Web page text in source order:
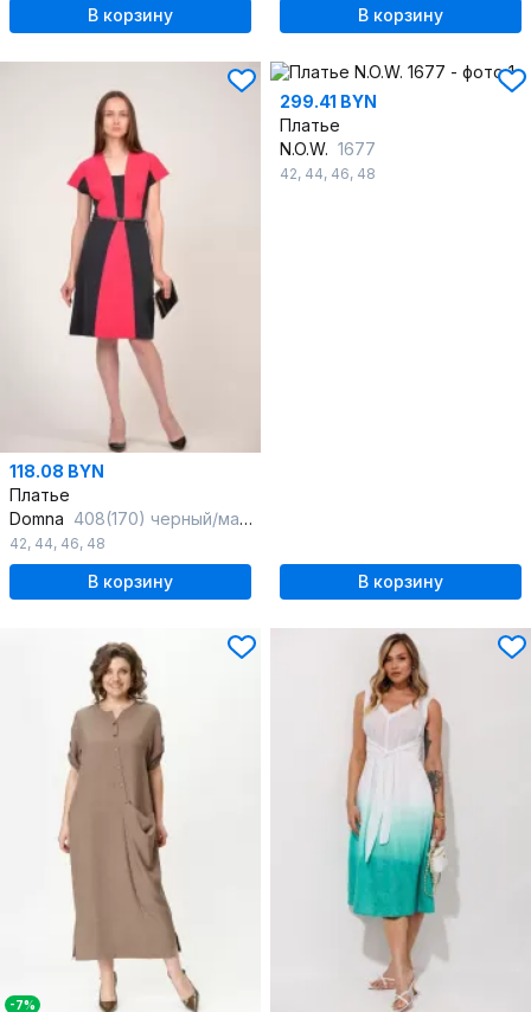
В корзину В корзину
118.08 BYN
Платье
Domna 408(170) черный/малиновый
42, 44, 46, 48
В корзину
299.41 BYN
Платье
N.O.W. 1677
42, 44, 46, 48
В корзину
-7%